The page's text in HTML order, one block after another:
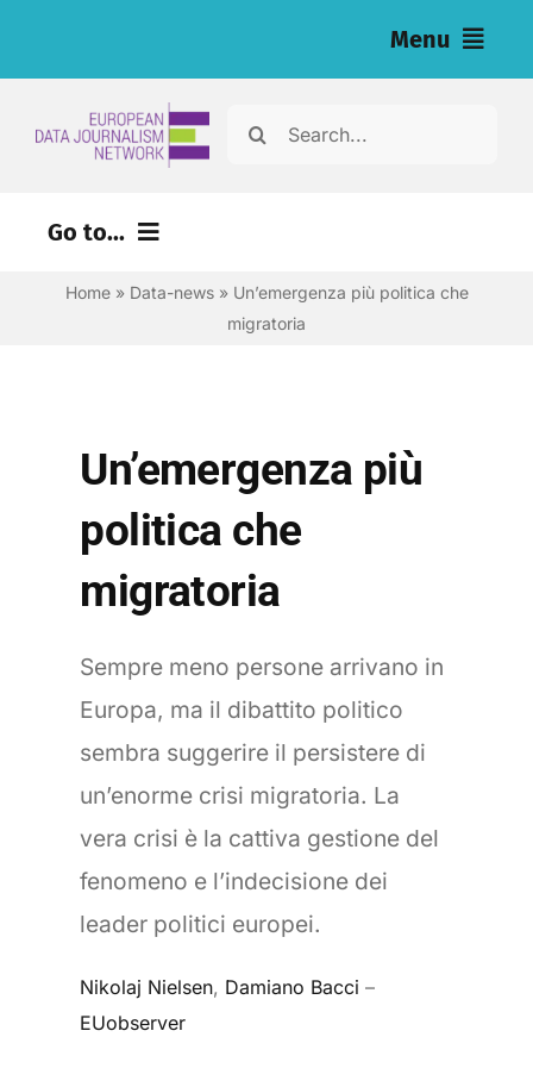
Menu
Cerca
Go to...
Home» Data-news» Un’emergenza più politica che
migratoria
Un’emergenza più
politica che
migratoria
Sempre meno persone arrivano in
Europa, ma il dibattito politico
sembra suggerire il persistere di
un’enorme crisi migratoria. La
vera crisi è la cattiva gestione del
fenomeno e l’indecisione dei
leader politici europei.
Nikolaj Nielsen, Damiano Bacci –
EUobserver